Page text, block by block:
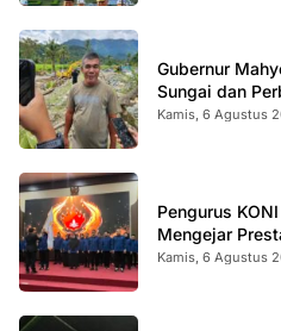
Gubernur
Sungai dan
Kamis, 6 Agustus
Pengurus
Mengejar
Kamis, 6 Agustus